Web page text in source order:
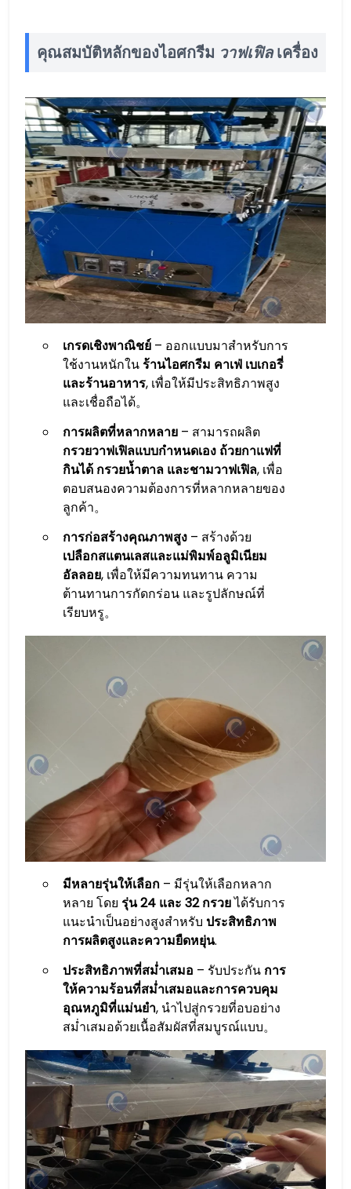
คุณสมบัติหลักของไอศกรีม วาฟเฟิลเครื่อง
เกรดเชิงพาณิชย์– ออกแบบมาสำหรับการ
ใช้งานหนักในร้านไอศกรีม คาเฟ่ เบเกอรี่
และร้านอาหาร, เพื่อให้มีประสิทธิภาพสูง
และเชื่อถือได้。
การผลิตที่หลากหลาย– สามารถผลิต
กรวยวาฟเฟิลแบบกำหนดเอง ถ้วยกาแฟที่
กินได้ กรวยน้ำตาล และชามวาฟเฟิล, เพื่อ
ตอบสนองความต้องการที่หลากหลายของ
ลูกค้า。
การก่อสร้างคุณภาพสูง– สร้างด้วย
เปลือกสแตนเลสและแม่พิมพ์อลูมิเนียม
อัลลอย, เพื่อให้มีความทนทาน ความ
ต้านทานการกัดกร่อน และรูปลักษณ์ที่
เรียบหรู。
มีหลายรุ่นให้เลือก– มีรุ่นให้เลือกหลาก
หลาย โดย รุ่น 24 และ 32 กรวยได้รับการ
แนะนำเป็นอย่างสูงสำหรับ ประสิทธิภาพ
การผลิตสูงและความยืดหยุ่น.
ประสิทธิภาพที่สม่ำเสมอ – รับประกัน การ
ให้ความร้อนที่สม่ำเสมอและการควบคุม
อุณหภูมิที่แม่นยำ, นำไปสู่กรวยที่อบอย่าง
สม่ำเสมอด้วยเนื้อสัมผัสที่สมบูรณ์แบบ。